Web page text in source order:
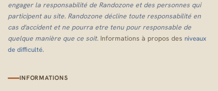
engager la responsabilité de Randozone et des personnes qui
participent au site. Randozone décline toute responsabilité en
cas d'accident et ne pourra etre tenu pour responsable de
quelque manière que ce soit. Informations à propos des niveaux
de difficulté.
INFORMATIONS